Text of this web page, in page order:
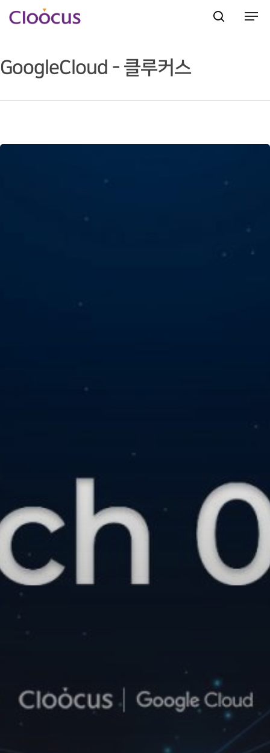
Hit enter to search or ESC to close
GoogleCloud - 클루커스